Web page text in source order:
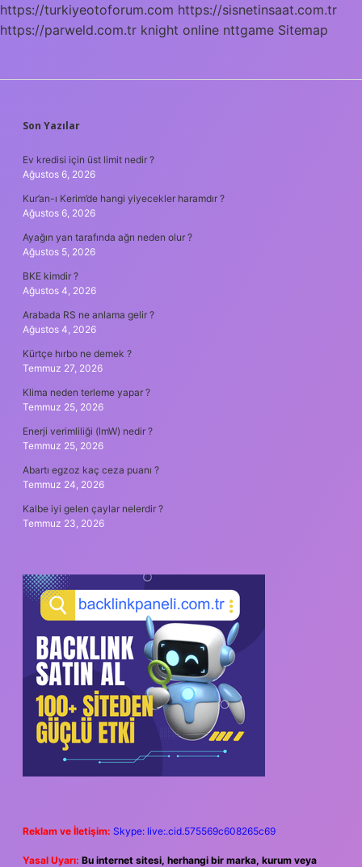
https://turkiyeotoforum.com https://sisnetinsaat.com.tr
https://parweld.com.tr knight online nttgame Sitemap
SIDEBAR
Son Yazılar
Ev kredisi için üst limit nedir ?
Ağustos 6, 2026
Kur’an-ı Kerim’de hangi yiyecekler haramdır ?
Ağustos 6, 2026
Ayağın yan tarafında ağrı neden olur ?
Ağustos 5, 2026
BKE kimdir ?
Ağustos 4, 2026
Arabada RS ne anlama gelir ?
Ağustos 4, 2026
Kürtçe hırbo ne demek ?
Temmuz 27, 2026
Klima neden terleme yapar ?
Temmuz 25, 2026
Enerji verimliliği (lmW) nedir ?
Temmuz 25, 2026
Abartı egzoz kaç ceza puanı ?
Temmuz 24, 2026
Kalbe iyi gelen çaylar nelerdir ?
Temmuz 23, 2026
Reklam ve İletişim: Skype: live:.cid.575569c608265c69
Yasal Uyarı: Bu internet sitesi, herhangi bir marka, kurum veya